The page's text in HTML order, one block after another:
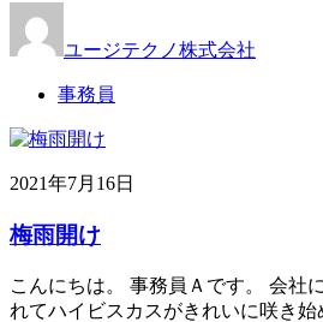
ユージテクノ株式会社
事務員
2021年7月16日
梅雨開け
こんにちは。 事務員Ａです。 会社
れてハイビスカスがきれいに咲き始